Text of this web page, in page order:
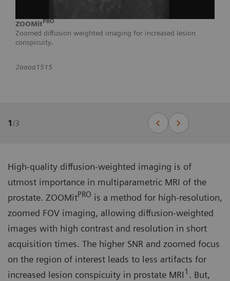
ZOOMitPRO
Zoomed diffusion weighted imaging for increased lesion
conspicuity.
2aaaa1515
1 /3
High-quality diffusion-weighted imaging is of
utmost importance in multiparametric MRI of the
prostate. ZOOMitPRO is a method for high-resolution,
zoomed FOV imaging, allowing diffusion-weighted
images with high contrast and resolution in short
acquisition times. The higher SNR and zoomed focus
on the region of interest leads to less artifacts for
increased lesion conspicuity in prostate MRI 1 . But,